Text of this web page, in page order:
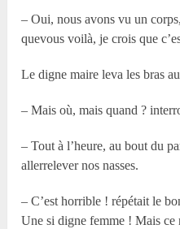
– Oui, nous avons vu un
quevous voilà, je crois que
Le digne maire leva les bras
– Mais où, mais quand ?
– Tout à l’heure, au bout du
allerrelever nos nasses.
– C’est horrible ! répétait le
Une si digne femme ! Mais ce